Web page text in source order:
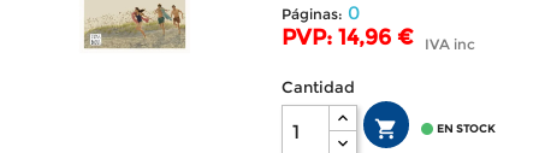
Páginas: 0
PVP: 14,96 € IVA inc
Cantidad
  EN STOCK